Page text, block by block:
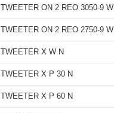
TWEETER ON 2 REO 3050-9 W
TWEETER ON 2 REO 2750-9 W
TWEETER X W N
TWEETER X P 30 N
TWEETER X P 60 N